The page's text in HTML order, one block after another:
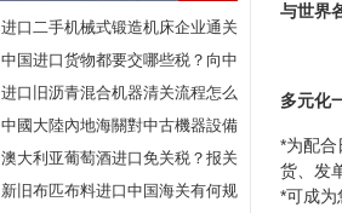
进口二手机械式锻造机床企业通关
中国进口货物都要交哪些税？向中
进口旧沥青混合机器清关流程怎么
中國大陸內地海關對中古機器設備
澳大利亚葡萄酒进口免关税？报关
新旧布匹布料进口中国海关有何规
与世界
多元化
*为配合
货、发
*可成为